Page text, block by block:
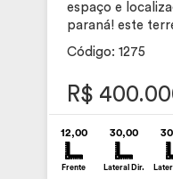
espaço e
paraná! este
Código: 1275
R$
12,00
Frente
30,00
Lateral Dir.